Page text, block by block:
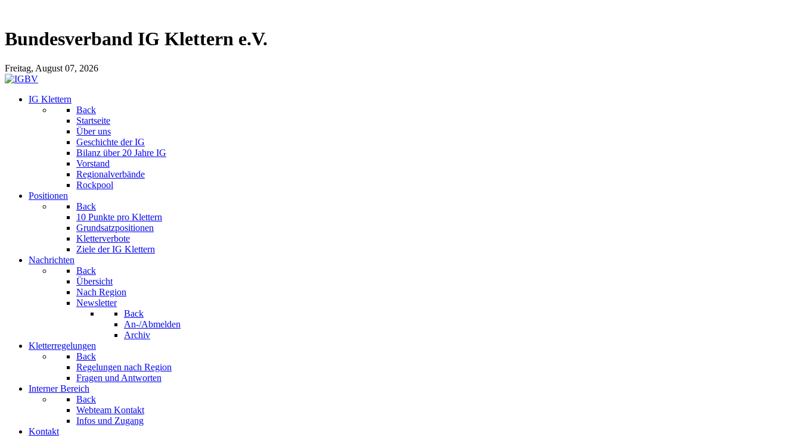
Bundesverband IG Klettern e.V.
Freitag, August 07, 2026
IG Klettern
Back
Startseite
Über uns
Geschichte der IG
Bilanz über 20 Jahre IG
Vorstand
Regionalverbände
Rockpool
Positionen
Back
10 Punkte pro Klettern
Grundsatzpositionen
Kletterverbote
Ziele der IG Klettern
Nachrichten
Back
Übersicht
Nach Region
Newsletter
Back
An-/Abmelden
Archiv
Kletterregelungen
Back
Regelungen nach Region
Fragen und Antworten
Interner Bereich
Back
Webteam Kontakt
Infos und Zugang
Kontakt